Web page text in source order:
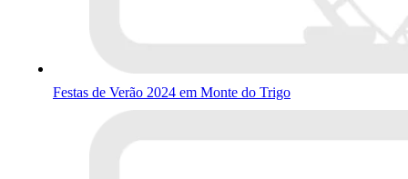
Festas de Verão 2024 em Monte do Trigo